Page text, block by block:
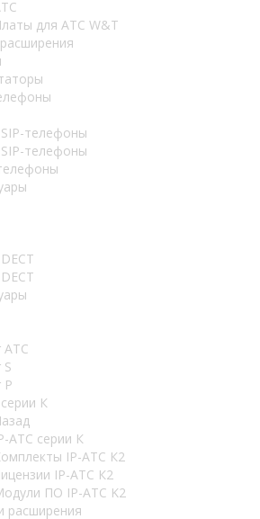
для АТС W&T
SIP-телефоны
SIP-телефоны
АТС
S
P
К
АТС серии К
IP-АТС К2
IP-АТС К2
ПО IP-АТС K2
расширения